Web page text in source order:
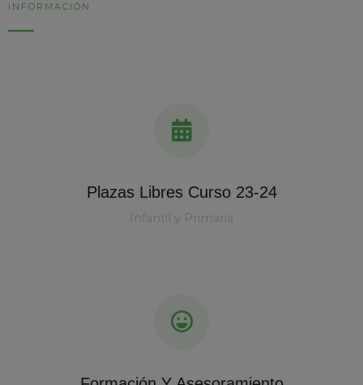
INFORMACIÓN
Plazas Libres Curso 23-24
Infantil y Primaria